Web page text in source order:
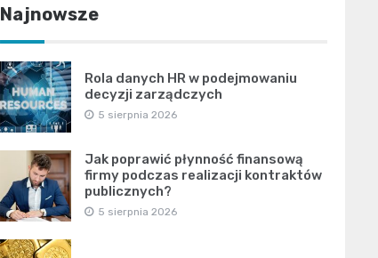
Najnowsze
Rola danych HR w podejmowaniu
decyzji zarządczych
5 sierpnia 2026
Jak poprawić płynność finansową
firmy podczas realizacji kontraktów
publicznych?
5 sierpnia 2026